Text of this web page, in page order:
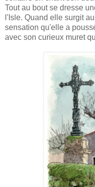
Tout au bout se dresse
l'Isle. Quand elle surgit
sensation qu'elle a
avec son curieux muret